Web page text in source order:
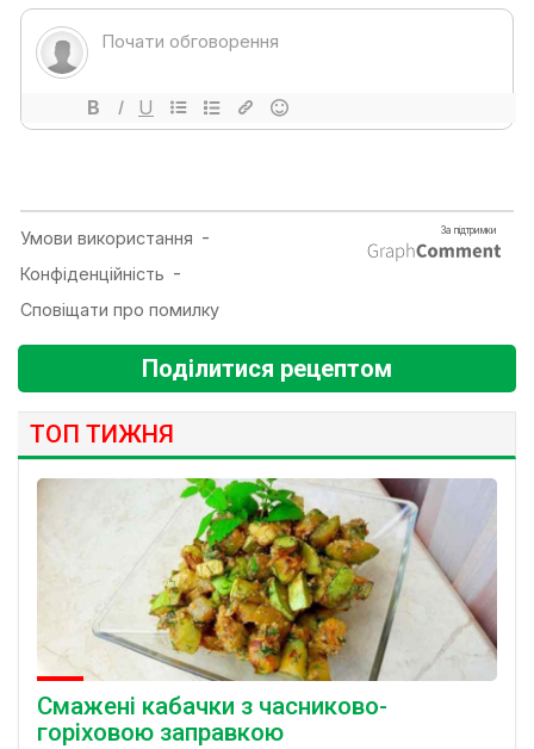
Поділитися рецептом
ТОП ТИЖНЯ
Смажені кабачки з часниково-
горіховою заправкою